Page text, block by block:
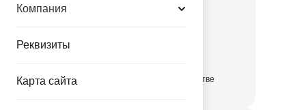
Компания
Реквизиты
Карта сайта в достаточном количестве